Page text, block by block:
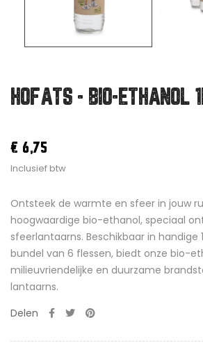
HOFATS - BIO-ETHANOL
€ 6,75
Inclusief btw
Ontsteek de warmte en sfeer in jouw
hoogwaardige bio-ethanol, speciaal
sfeerlantaarns. Beschikbaar in handige
bundel van 6 flessen, biedt onze bio-
milieuvriendelijke en duurzame
lantaarns.
Delen